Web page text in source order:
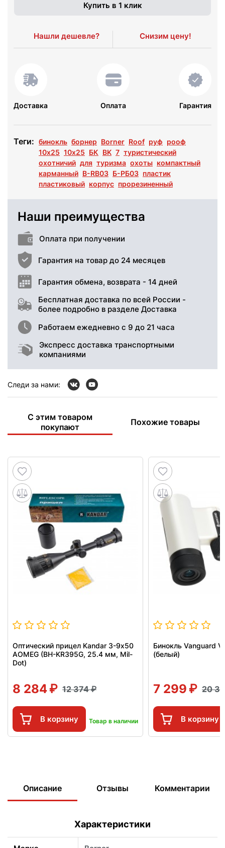
Купить в 1 клик
Нашли дешевле? Снизим цену!
Доставка Оплата Гарантия
Теги: бинокль борнер Borner Roof руф рооф
10x25 10х25 БК BK 7 туристический
охотничий для туризма охоты компактный
карманный B-RB03 Б-РБ03 пластик
пластиковый корпус прорезиненный
Наши преимущества
Оплата при получении
Гарантия на товар до 24 месяцев
Гарантия обмена, возврата - 14 дней
Бесплатная доставка по всей России -
более подробно в разделе Доставка
Работаем ежедневно с 9 до 21 часа
Экспресс доставка транспортными
компаниями
Следи за нами:
С этим товаром
покупают
Похожие товары
Оптический прицел Kandar 3-9х50
AOMEG (BH-KR395G, 25.4 мм, Mil-
Dot)
8 284 12 374
В корзину Товар в наличии
Бинокль Vanguard
(белый)
7 299 20
В корзину
Описание Отзывы Комментарии
Характеристики